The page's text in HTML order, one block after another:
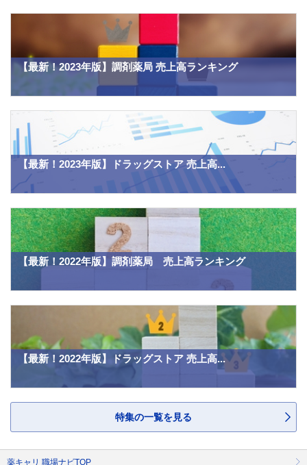
【最新！2023年版】調剤薬局 売上高ランキング
【最新！2023年版】ドラッグストア 売上高...
【最新！2022年版】調剤薬局 売上高ランキング
【最新！2022年版】ドラッグストア 売上高...
特集の一覧を見る
薬キャリ 職場ナビTOP